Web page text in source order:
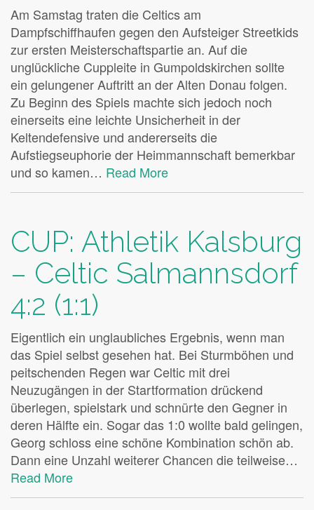
Am Samstag traten die Celtics am
Dampfschiffhaufen gegen den Aufsteiger Streetkids
zur ersten Meisterschaftspartie an. Auf die
unglückliche Cuppleite in Gumpoldskirchen sollte
ein gelungener Auftritt an der Alten Donau folgen.
Zu Beginn des Spiels machte sich jedoch noch
einerseits eine leichte Unsicherheit in der
Keltendefensive und andererseits die
Aufstiegseuphorie der Heimmannschaft bemerkbar
und so kamen… Read More
CUP: Athletik Kalsburg
– Celtic Salmannsdorf
4:2 (1:1)
Eigentlich ein unglaubliches Ergebnis, wenn man
das Spiel selbst gesehen hat. Bei Sturmböhen und
peitschenden Regen war Celtic mit drei
Neuzugängen in der Startformation drückend
überlegen, spielstark und schnürte den Gegner in
deren Hälfte ein. Sogar das 1:0 wollte bald gelingen,
Georg schloss eine schöne Kombination schön ab.
Dann eine Unzahl weiterer Chancen die teilweise…
Read More